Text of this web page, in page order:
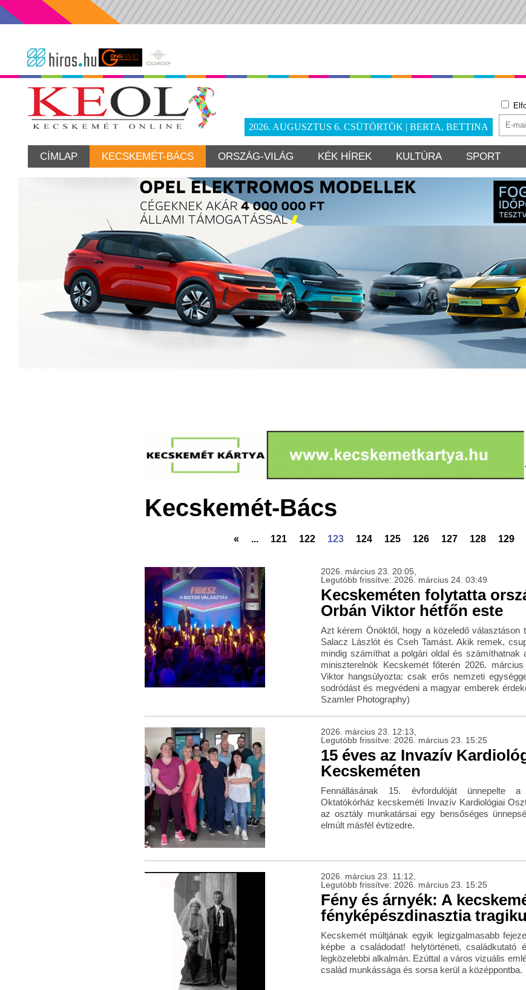
2026. AUGUSZTUS 6. CSÜTÖRTÖK | BERTA, BETTINA
CÍMLAP KECSKEMÉT-BÁCS ORSZÁG-VILÁG KÉK HÍREK KULTÚRA SPORT
Kecskemét-Bács
« ... 121 122 123 124 125 126 127 128 129
2026. március 23. 20:05,
Legutóbb frissítve: 2026. március 24. 03:49
Kecskeméten folytatta
Orbán Viktor hétfőn este
Azt kérem Önöktől, hogy a közeledő választáson
Salacz Lászlót és Cseh Tamást. Akik remek,
mindig számíthat a polgári oldal és
miniszterelnök Kecskemét főterén 2026.
Viktor hangsúlyozta: csak erős nemzeti
sodródást és megvédeni a magyar emberek
Szamler Photography)
2026. március 23. 12:13,
Legutóbb frissítve: 2026. március 23. 15:25
15 éves az Invazív
Kecskeméten
Fennállásának 15. évfordulóját ünnepelte a
Oktatókórház kecskeméti Invazív Kardiológiai
az osztály munkatársai egy bensőséges
elmúlt másfél évtizedre.
2026. március 23. 11:12,
Legutóbb frissítve: 2026. március 23. 15:25
Fény és árnyék: A
fényképészdinasztia
Kecskemét múltjának egyik legizgalmasabb
képbe a családodat! helytörténeti, családkutató
legközelebbi alkalmán. Ezúttal a város vizuális
család munkássága és sorsa kerül a középpontba.